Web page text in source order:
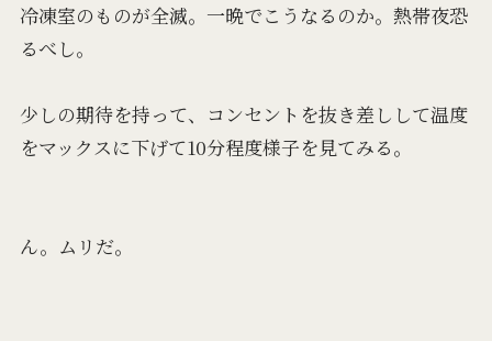
冷凍室のものが全滅。一晩でこうなるのか。熱帯夜恐
るべし。
少しの期待を持って、コンセントを抜き差しして温度
をマックスに下げて10分程度様子を見てみる。
ん。ムリだ。